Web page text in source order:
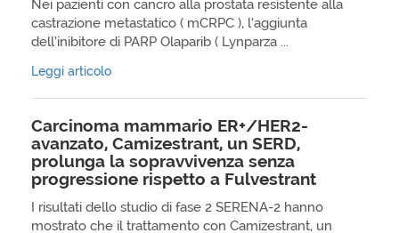
Nei pazienti con cancro alla prostata resistente alla
castrazione metastatico ( mCRPC ), l’aggiunta
dell’inibitore di PARP Olaparib ( Lynparza ...
Leggi articolo
Carcinoma mammario ER+/HER2-
avanzato, Camizestrant, un SERD,
prolunga la sopravvivenza senza
progressione rispetto a Fulvestrant
I risultati dello studio di fase 2 SERENA-2 hanno
mostrato che il trattamento con Camizestrant, un